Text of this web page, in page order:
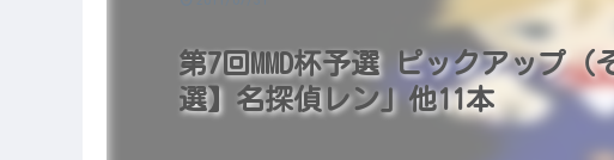
第7回MMD杯予選 ピックアップ（
選】名探偵レン」他11本